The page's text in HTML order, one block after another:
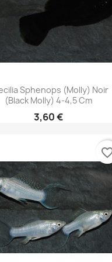
Aperçu rapide
Sphenops (Molly) Noir
(Black Molly) 4-4,5 Cm
3,60 €